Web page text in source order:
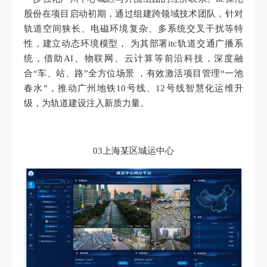
股份在项目启动初期，通过组建跨领域技术团队，针对
轨道空间狭长、电磁环境复杂、多系统交叉干扰等特
性，建立动态环境模型， 为其部署itc轨道交通广播系
统，借助AI、物联网、云计算等前沿科技，深度融
合“车、站、路”全方位场景 ，有效激活项目管理“一池
春水”，推动广州地铁10号线、12号线智慧化运维升
级，为轨道建设注入新质力量。
03上海某区城运中心